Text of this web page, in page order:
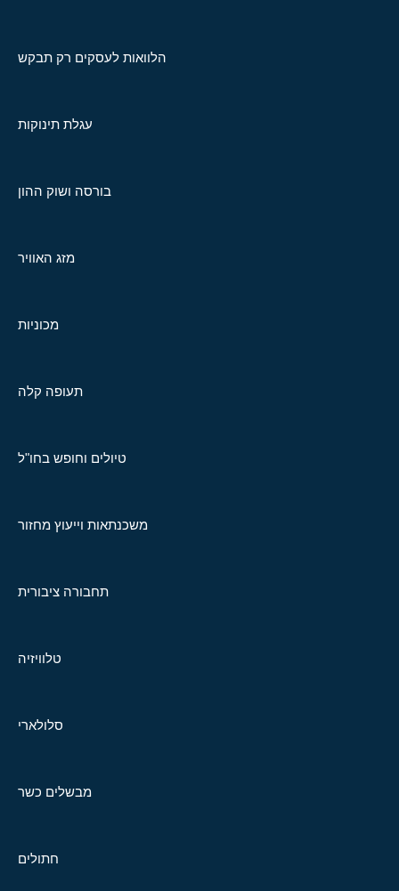
הלוואות לעסקים רק תבקש
עגלת תינוקות
בורסה ושוק ההון
מזג האוויר
מכוניות
תעופה קלה
טיולים וחופש בחו"ל
משכנתאות וייעוץ מחזור
תחבורה ציבורית
טלוויזיה
סלולארי
מבשלים כשר
חתולים